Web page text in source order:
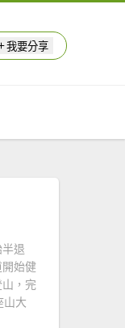
我要分享
退
始健
，完
山大